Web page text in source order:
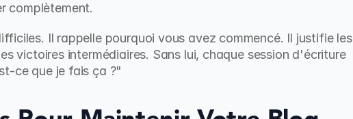
complètement.
Il rappelle pourquoi vous avez commencé. Il justifie les
victoires intermédiaires. Sans lui, chaque session d'écriture
ce que je fais ça ?"